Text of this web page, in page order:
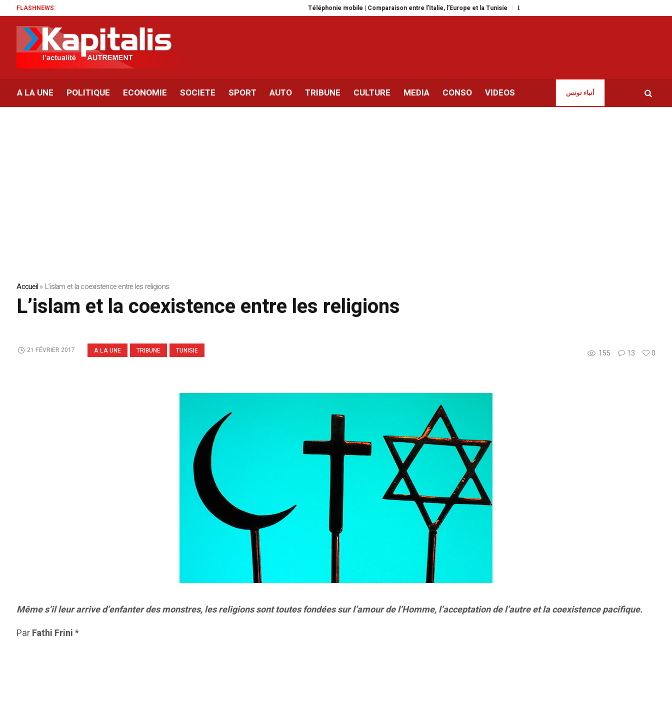
FLASHNEWS: Téléphonie mobile | Comparaison entre l’Italie, l’Europe et la Tunisie La musique italienne en force dans les festivals d’été
A LA UNE POLITIQUE ECONOMIE SOCIETE SPORT AUTO TRIBUNE CULTURE MEDIA CONSO VIDEOS أنباء تونس
Accueil»L’islam et la coexistence entre les religions
L’islam et la coexistence entre les religions
A LA UNE TRIBUNE TUNISIE 155 13 0
21 FÉVRIER 2017
Même s’il leur arrive d’enfanter des monstres, les religions sont toutes fondées sur l’amour de l’Homme, l’acceptation de l’autre et la coexistence pacifique.
ParFathi Frini*